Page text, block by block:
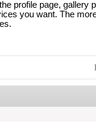
profile page, gallery
you want. The